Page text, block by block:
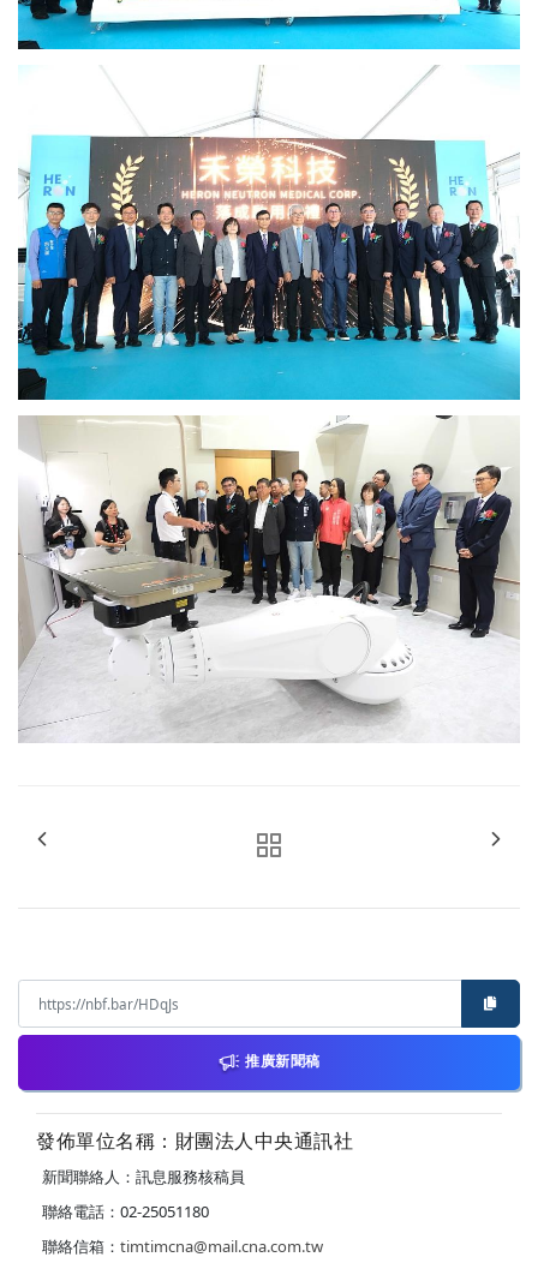
推廣新聞稿
發佈單位名稱：財團法人中央通訊社
新聞聯絡人：訊息服務核稿員
聯絡電話：02-25051180
聯絡信箱： timtimcna@mail.cna.com.tw